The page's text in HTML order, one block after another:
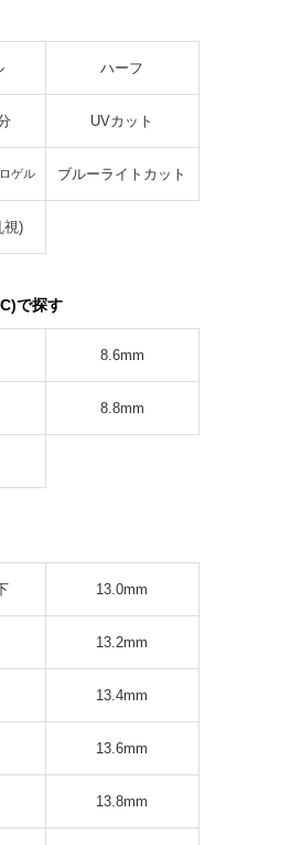
ハーフ
UVカット
ゲル ブルーライトカット
視)
で探す
8.6mm
8.8mm
13.0mm
13.2mm
13.4mm
13.6mm
13.8mm